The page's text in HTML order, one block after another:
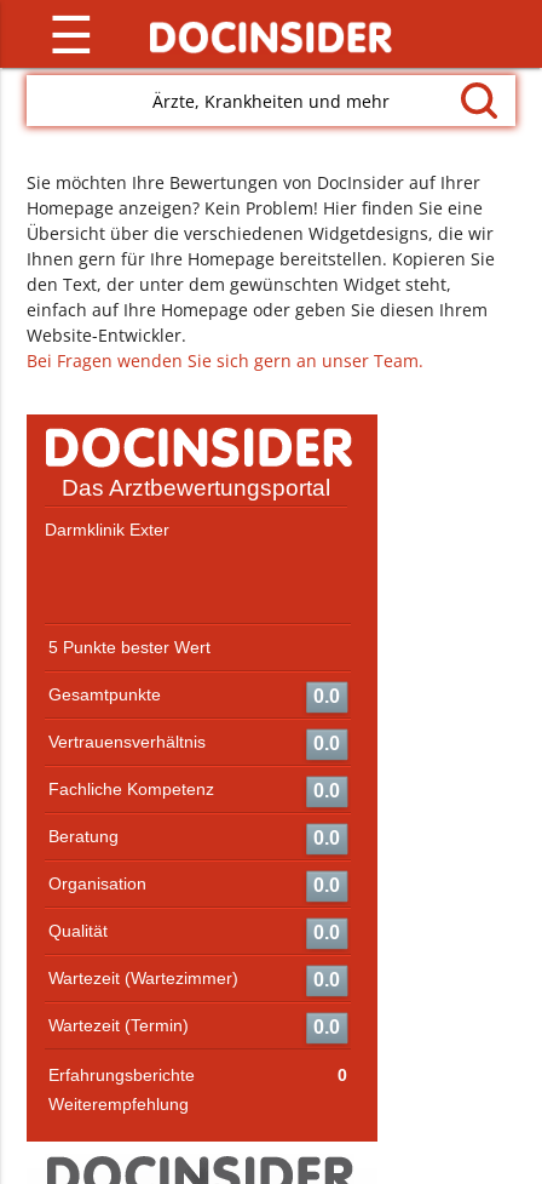
☰
Ärzte, Krankheiten und mehr
Sie möchten Ihre Bewertungen von DocInsider auf Ihrer
Homepage anzeigen? Kein Problem! Hier finden Sie eine
Übersicht über die verschiedenen Widgetdesigns, die wir
Ihnen gern für Ihre Homepage bereitstellen. Kopieren Sie
den Text, der unter dem gewünschten Widget steht,
einfach auf Ihre Homepage oder geben Sie diesen Ihrem
Website-Entwickler.
Bei Fragen wenden Sie sich gern an unser Team.